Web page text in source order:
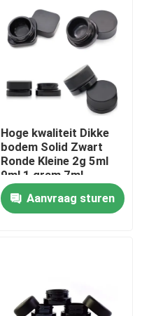
Hoge kwaliteit Dikke
bodem Solid Zwart
Ronde Kleine 2g 5ml
9ml 1 gram 7ml
Concentrateglas Met
Gepolijste Afwerking
Aanvraag sturen